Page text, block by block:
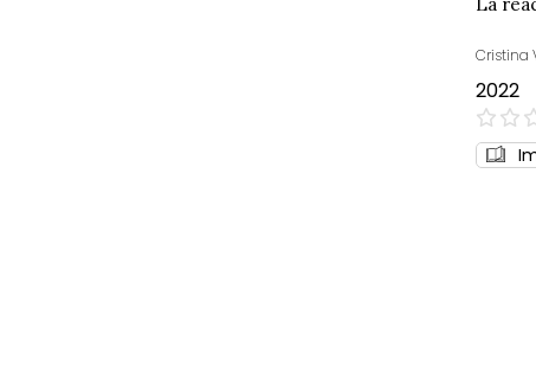
Cristina
2022
0%